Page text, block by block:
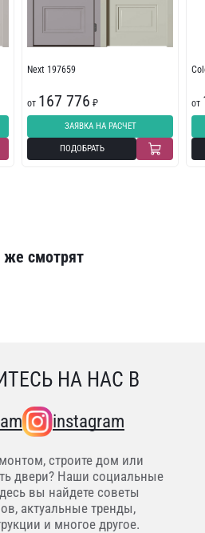
Next 197659
от 167 776 ₽
ЗАЯВКА НА РАСЧЕТ
ПОДОБРАТЬ
от
же смотрят
НА НАС В
instagram
строите дом или
двери? Наши социальные
вы найдете советы
актуальные тренды,
и многое другое.